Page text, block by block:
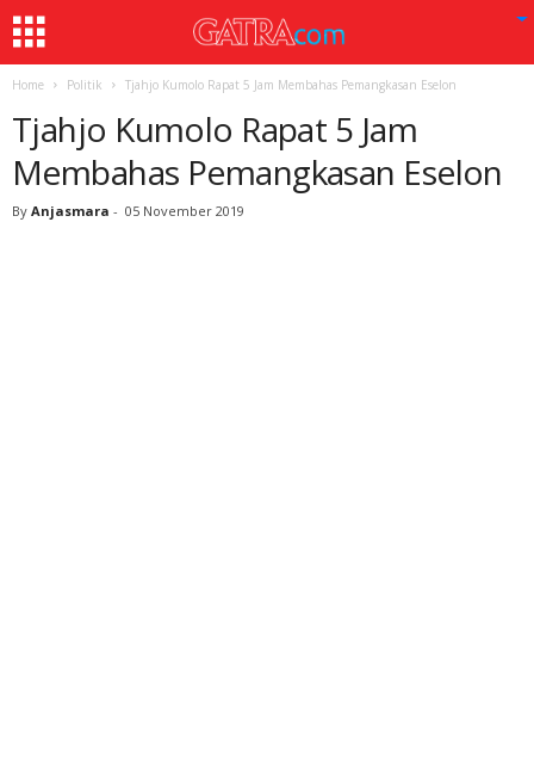
Home Politik Tjahjo Kumolo Rapat 5 Jam Membahas Pemangkasan Eselon
Tjahjo Kumolo Rapat 5 Jam
Membahas Pemangkasan Eselon
By Anjasmara - 05 November 2019